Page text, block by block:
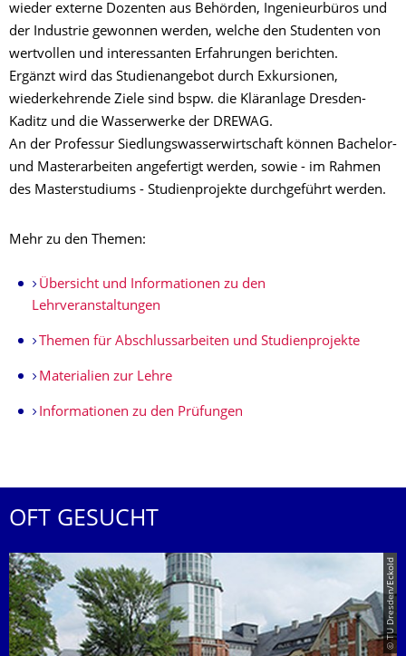
wieder externe Dozenten aus Behörden, Ingenieurbüros und
der Industrie gewonnen werden, welche den Studenten von
wertvollen und interessanten Erfahrungen berichten.
Ergänzt wird das Studienangebot durch Exkursionen,
wiederkehrende Ziele sind bspw. die Kläranlage Dresden-
Kaditz und die Wasserwerke der DREWAG.
An der Professur Siedlungswasserwirtschaft können Bachelor-
und Masterarbeiten angefertigt werden, sowie - im Rahmen
des Masterstudiums - Studienprojekte durchgeführt werden.
Mehr zu den Themen:
Übersicht und Informationen zu den
Lehrveranstaltungen
Themen für Abschlussarbeiten und Studienprojekte
Materialien zur Lehre
Informationen zu den Prüfungen
OFT GESUCHT
© TU Dresden/Eckold